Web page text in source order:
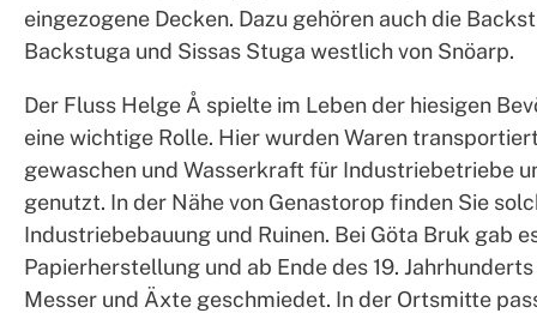
eingezogene Decken. Dazu gehören auch die
Backstuga und Sissas Stuga westlich von Snöarp.
Der Fluss Helge Å spielte im Leben der hiesigen
eine wichtige Rolle. Hier wurden Waren
gewaschen und Wasserkraft für Industriebetriebe
genutzt. In der Nähe von Genastorop finden Sie
Industriebebauung und Ruinen. Bei Göta Bruk gab
Papierherstellung und ab Ende des 19.
Messer und Äxte geschmiedet. In der Ortsmitte